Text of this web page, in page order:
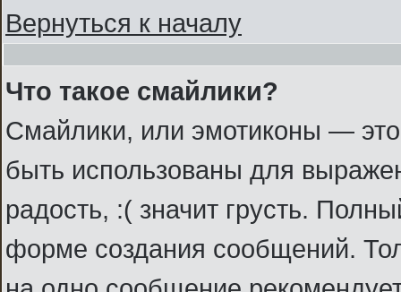
Вернуться к началу
Что такое смайлики?
Смайлики, или эмотиконы — это
быть использованы для
радость, :( значит грусть.
форме создания сообщений.